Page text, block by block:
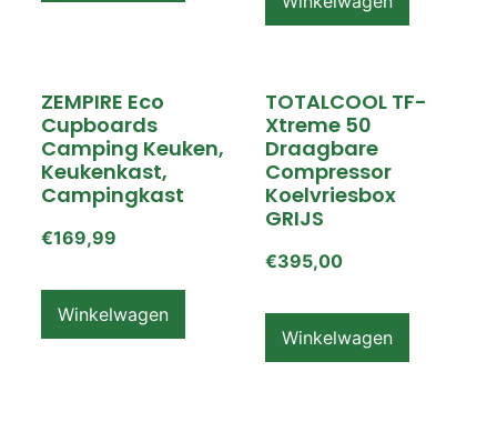
ZEMPIRE Eco
Cupboards
Camping Keuken,
Keukenkast,
Campingkast
€169,99
Winkelwagen
TOTALCOOL TF-
Xtreme 50
Draagbare
Compressor
Koelvriesbox
GRIJS
€395,00
Winkelwagen